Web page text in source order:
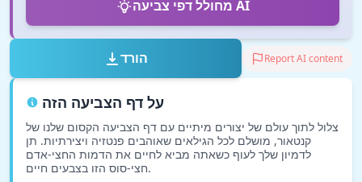
מחולל דפי צביעה AI
הורד Report AI content
על דף הצביעה הזה
צלול לתוך עולם של יצורים מיתיים עם דף הצביעה הקסום שלנו של
קנטאור, מושלם לכל הגילאים שאוהבים פנטזיה ויצירתיות. תן
לדמיון שלך לעוף כשאתה מביא לחיים את הדמות החצי-אדם
חצי-סוס הזו בצבעים חיים.